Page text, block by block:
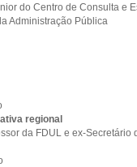
do Centro de Consulta e
Administração Pública
regional
da FDUL e ex-